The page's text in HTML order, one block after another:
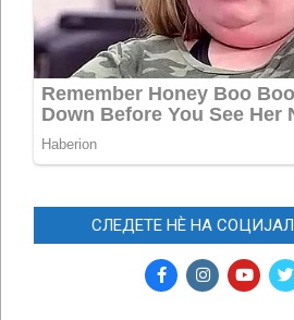
СЛЕДЕТЕ НЀ НА